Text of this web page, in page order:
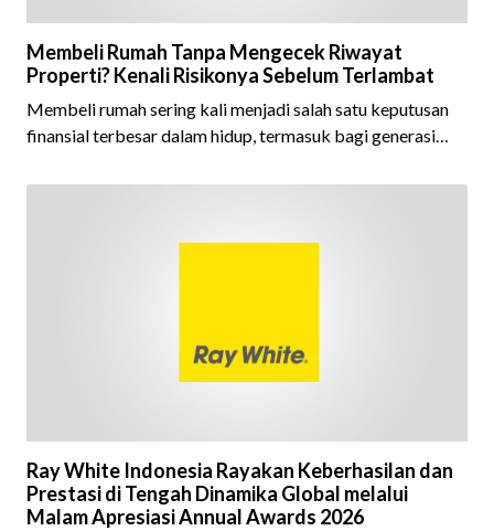
Membeli Rumah Tanpa Mengecek Riwayat
Properti? Kenali Risikonya Sebelum Terlambat
Membeli rumah sering kali menjadi salah satu keputusan
finansial terbesar dalam hidup, termasuk bagi generasi
kepemilikan hunian maupun investasi properti. Namun
fokus pada harga atau lokasi tanpa memperhatikan
Ray White Indonesia Rayakan Keberhasilan dan
Prestasi di Tengah Dinamika Global melalui
Malam Apresiasi Annual Awards 2026